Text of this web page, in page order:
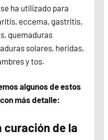
ha utilizado para
eccema, gastritis,
quemaduras
solares, heridas,
y tos.
algunos de estos
más detalle:
curación de la